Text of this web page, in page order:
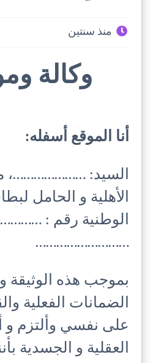
منذ سنتين
وكالة
أنا الموقع أسفله:
السيد: …………………،
الأهلية و الحامل
الوطنية رقم :
………………………
بموجب هذه الوثيقة
الضمانات الفعلية
على نفسي وألتزم و
العقلية و الجسدية